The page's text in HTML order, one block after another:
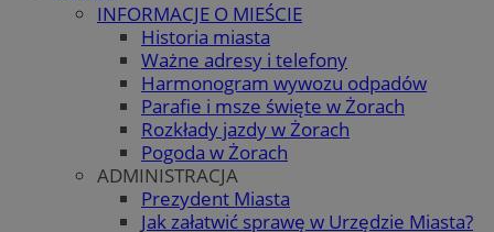
INFORMACJE O MIEŚCIE
Historia miasta
Ważne adresy i telefony
Harmonogram wywozu odpadów
Parafie i msze święte w Żorach
Rozkłady jazdy w Żorach
Pogoda w Żorach
ADMINISTRACJA
Prezydent Miasta
Jak załatwić sprawę w Urzędzie Miasta?